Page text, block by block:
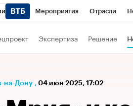
Мероприятия Отрасли
Экспертиза Решение
на-Дону , 04 июн 2025, 17:02